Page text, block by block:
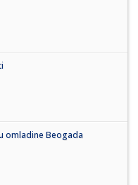
omladine Beogada